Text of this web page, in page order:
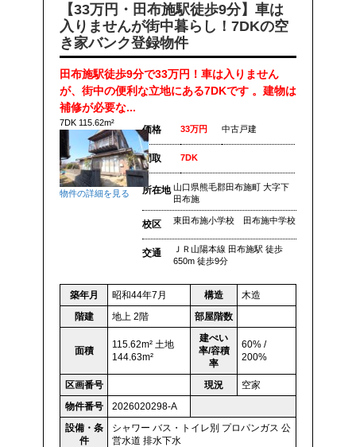
【33万円・田布施駅徒歩9分】車は
入りませんが街中暮らし！7DKの空
き家バンク登録物件
田布施駅徒歩9分で33万円！車は入りません
が、街中の便利な立地にある7DKです 。建物は
補修が必要な...
7DK 115.62m²
物件の詳細を見る
価格 33万円 中古戸建
間取 7DK
所在地 山口県熊毛郡田布施町 大字下
田布施
校区 東田布施小学校 田布施中学校
交通
ＪＲ山陽本線 田布施駅 徒歩
650m 徒歩9分
築年月 昭和44年7月 構造
木造
階建
地上 2階 部屋階数
面積
115.62m² 土地
144.63m²
建ぺい
率/容積
率
60% /
200%
区画番号 現況
空家
物件番号
2026020298-A
設備・条
件
シャワー バス・トイレ別 プロパンガス 公
営水道 排水下水